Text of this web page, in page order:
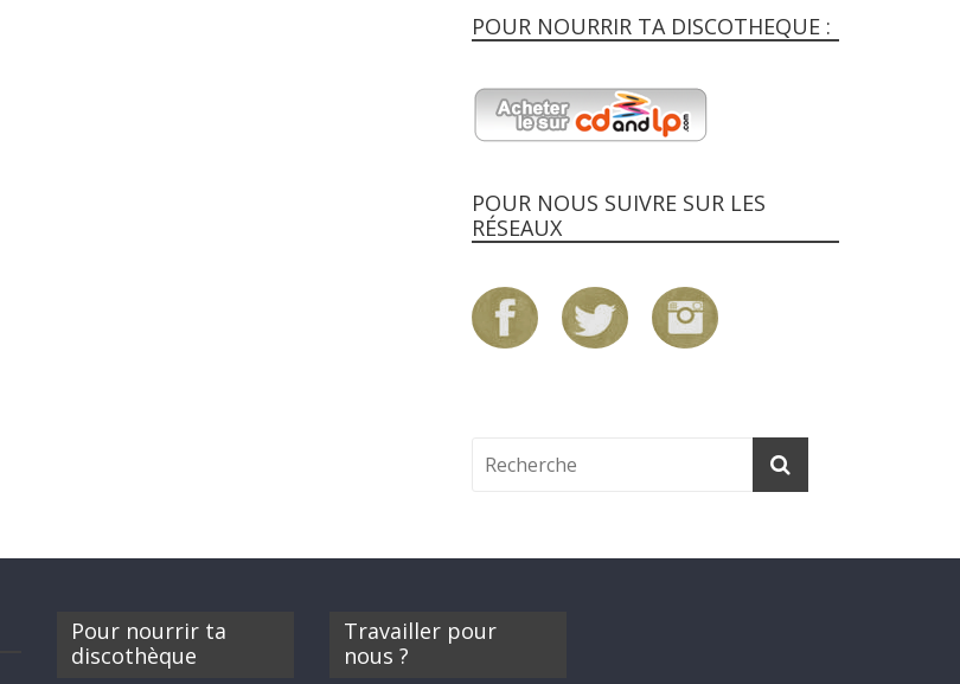
POUR NOURRIR TA DISCOTHEQUE :
POUR NOUS SUIVRE SUR LES
RÉSEAUX
Pour nourrir ta
discothèque
Travailler pour
nous ?